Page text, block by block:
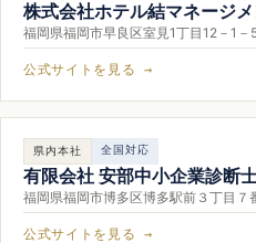
株式会社ホテル結マネージメ
福岡県福岡市早良区室見1丁目12－1－
公式サイトを見る →
県内本社 全国対応
有限会社 安部中小企業診断
福岡県福岡市博多区博多駅前３丁目
公式サイトを見る →